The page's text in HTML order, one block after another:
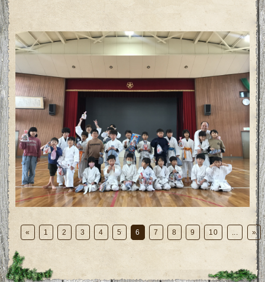
« 1 2 3 4 5 6 7 8 9 10 »